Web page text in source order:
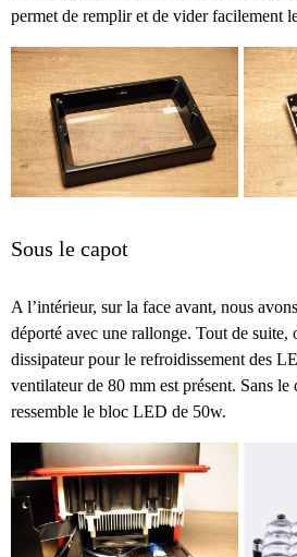
permet de remplir et de vider facilement
Sous le capot
A l’intérieur, sur la face avant, nous
déporté avec une rallonge. Tout de suite,
dissipateur pour le refroidissement des
ventilateur de 80 mm est présent. Sans
ressemble le bloc LED de 50w.